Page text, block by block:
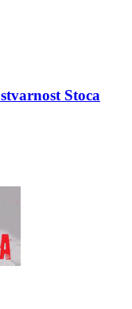
Stoca